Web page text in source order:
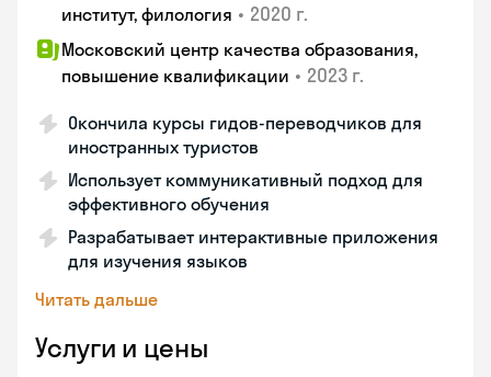
институт, филология • 2020 г.
Московский центр качества образования,
повышение квалификации • 2023 г.
Окончила курсы гидов-переводчиков для
иностранных туристов
Использует коммуникативный подход для
эффективного обучения
Разрабатывает интерактивные приложения
для изучения языков
Читать дальше
Услуги и цены